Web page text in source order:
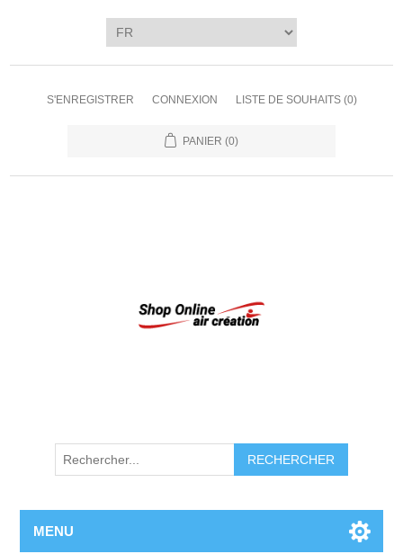
S'ENREGISTRER CONNEXION LISTE DE SOUHAITS (0)
PANIER (0)
RECHERCHER
MENU